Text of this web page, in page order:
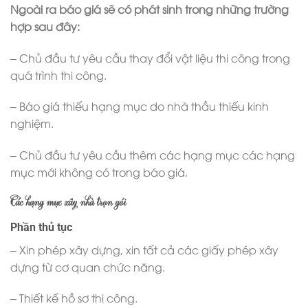
Ngoài ra báo giá sẽ có phát sinh trong những trường
hợp sau đây:
– Chủ đầu tư yêu cầu thay đổi vật liệu thi công trong
quá trình thi công.
– Báo giá thiếu hạng mục do nhà thầu thiếu kinh
nghiệm.
– Chủ đầu tư yêu cầu thêm các hạng mục các hạng
mục mới không có trong báo giá.
Các hạng mục xây nhà trọn gói
Phần thủ tục
– Xin phép xây dựng, xin tất cả các giấy phép xây
dựng từ cơ quan chức năng.
– Thiết kế hồ sơ thi công.